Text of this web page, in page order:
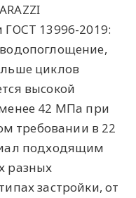
ГОСТ 13996-2019:
циклов
высокой
42 МПа при
требовании в 22
подходящим
разных
застройки, от